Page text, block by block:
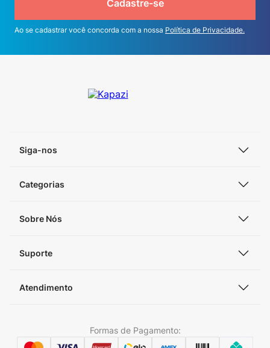
Cadastre-se
Ao se cadastrar você concorda com a nossa Política de Privacidade.
Siga-nos
Categorias
Sobre Nós
Suporte
Atendimento
Formas de Pagamento: